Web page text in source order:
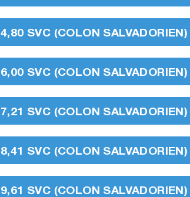
4,80 SVC (COLON SALVADORIEN)
6,00 SVC (COLON SALVADORIEN)
7,21 SVC (COLON SALVADORIEN)
8,41 SVC (COLON SALVADORIEN)
9,61 SVC (COLON SALVADORIEN)